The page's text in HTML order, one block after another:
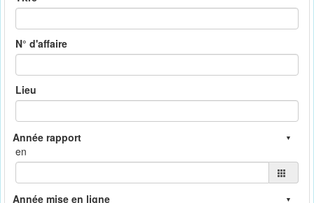
N° d'affaire
Lieu
en